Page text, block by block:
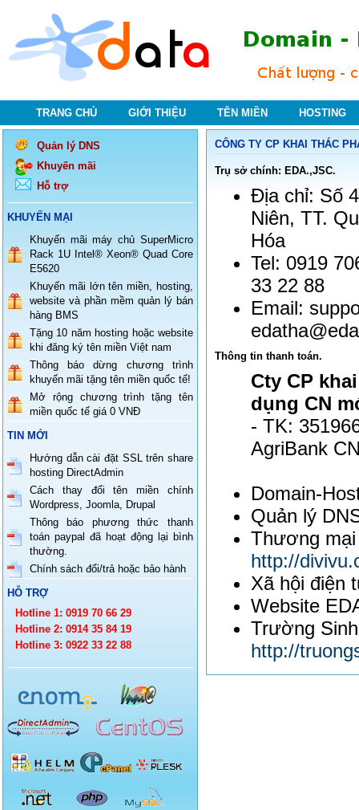
TRANG CHỦ GIỚI THIỆU TÊN MIỀN HOSTING
Quản lý DNS
Khuyến mãi
Hỗ trợ
KHUYẾN MẠI
Khuyến mãi máy chủ SuperMicro
Rack 1U Intel® Xeon® Quad Core
E5620
Khuyến mãi lớn tên miền, hosting,
website và phần mềm quản lý bán
hàng BMS
Tặng 10 năm hosting hoặc website
khi đăng ký tên miền Việt nam
Thông báo dừng chương trình
khuyến mãi tặng tên miền quốc tế!
Mở rộng chương trình tặng tên
miền quốc tế giá 0 VNĐ
TIN MỚI
Hướng dẫn cài đặt SSL trên share
hosting DirectAdmin
Cách thay đổi tên miền chính
Wordpress, Joomla, Drupal
Thông báo phương thức thanh
toán paypal đã hoạt động lại bình
thường.
Chính sách đổi/trả hoặc bảo hành
HỖ TRỢ
Hotline 1: 0919 70 66 29
Hotline 2: 0914 35 84 19
Hotline 3: 0922 33 22 88
CÔNG TY CP KHAI THÁC
Trụ sở chính: EDA.,JSC.
Địa chỉ: Số
Niên, TT.
Hóa
Tel: 0919
33 22 88
Email:
Thông tin thanh toán.
Cty CP
dụng CN
- TK:
AgriBank
Domain-
Quản lý
Thương
http://
Xã hội điện
Website
Trường
http://